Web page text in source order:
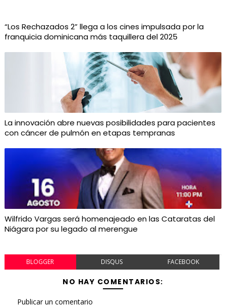
“Los Rechazados 2” llega a los cines impulsada por la
franquicia dominicana más taquillera del 2025
La innovación abre nuevas posibilidades para pacientes
con cáncer de pulmón en etapas tempranas
Wilfrido Vargas será homenajeado en las Cataratas del
Niágara por su legado al merengue
BLOGGER DISQUS FACEBOOK
NO HAY COMENTARIOS:
Publicar un comentario